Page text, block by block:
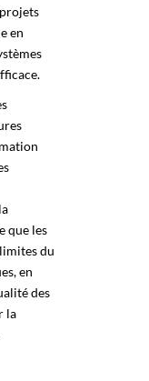
en
que les
du
en
des
la